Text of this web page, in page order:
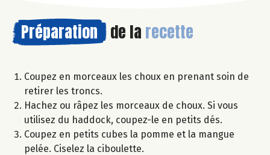
Préparation de la recette
Coupez en morceaux les choux en prenant soin de
retirer les troncs.
Hachez ou râpez les morceaux de choux. Si vous
utilisez du haddock, coupez-le en petits dés.
Coupez en petits cubes la pomme et la mangue
pelée. Ciselez la ciboulette.